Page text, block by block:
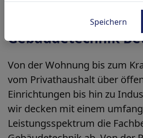
Herzlich
Gebäudetechnik
Von der Wohnung bis zum
vom Privathaushalt über
Einrichtungen bis hin zu
wir decken mit einem
Leistungsspektrum die
Speichern
Zertifizierung
Historie